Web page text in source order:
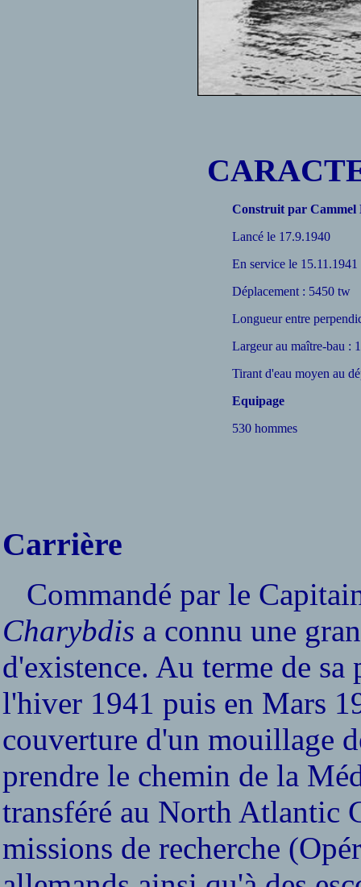
Construit par
Lancé le 17.9.1940
En service le 15.11.1941
Déplacement : 5450 tw
Longueur entre
Largeur au maître-bau :
Tirant d'eau moyen au
Equipage
530 hommes
Carrière
Commandé par le
Charybdis a connu une
d'existence. Au terme de
l'hiver 1941 puis en Mars
couverture d'un mouillage
prendre le chemin de la
transféré au North Atlantic
missions de recherche